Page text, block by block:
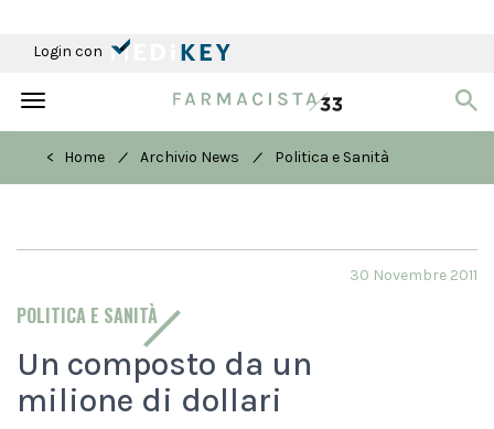
Login con
Toggle
< Home
/ Archivio News / Politica e Sanità
POLITICA E SANITÀ
30 Novembre 2011
Un composto da un
milione di dollari